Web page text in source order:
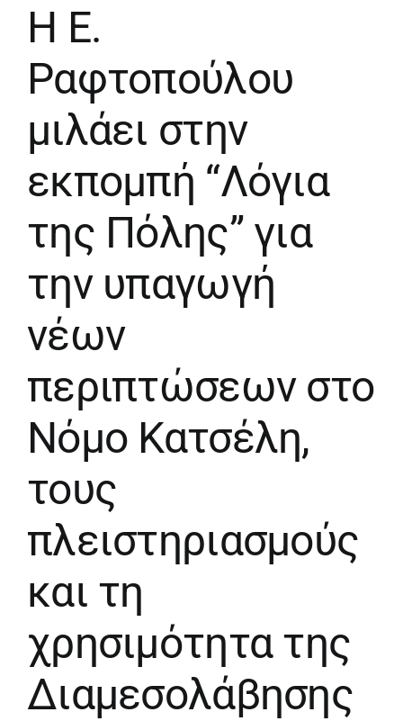
Η Ε.
Ραφτοπούλου
μιλάει στην
εκπομπή “Λόγια
της Πόλης” για
την υπαγωγή
νέων
περιπτώσεων στο
Νόμο Κατσέλη,
τους
πλειστηριασμούς
και τη
χρησιμότητα της
Διαμεσολάβησης